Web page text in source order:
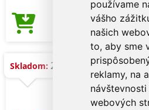
používame
vášho
našich
to, aby sme
reklamy, na
návštevnosti
webových
Skladom: 20.082 ks